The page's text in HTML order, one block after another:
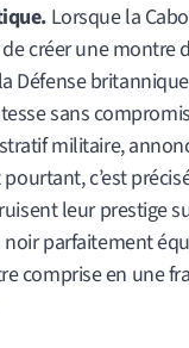
Lorsque la
de créer une
Défense
sans
militaire,
c’est
leur prestige
parfaitement
comprise en une